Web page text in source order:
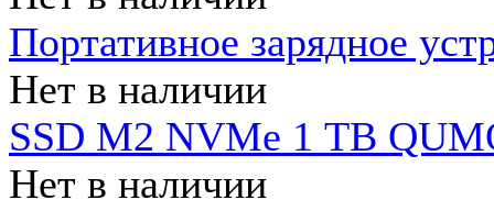
Портативное зарядное
Нет в наличии
SSD M2 NVMe 1 ТB
Нет в наличии